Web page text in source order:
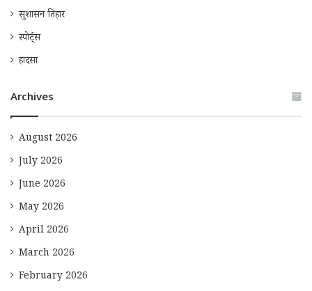
सुशासन तिहार
स्पोर्ट्स
हादसा
Archives
August 2026
July 2026
June 2026
May 2026
April 2026
March 2026
February 2026